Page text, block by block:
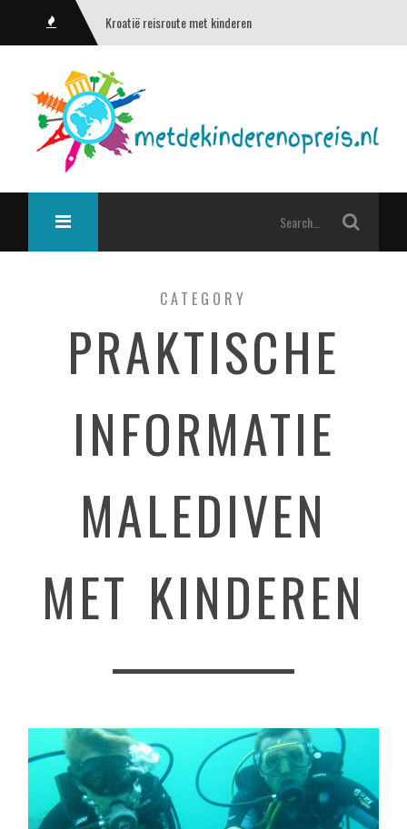
Kroatië reisroute met kinderen
CATEGORY
PRAKTISCHE
INFORMATIE
MALEDIVEN
MET KINDEREN